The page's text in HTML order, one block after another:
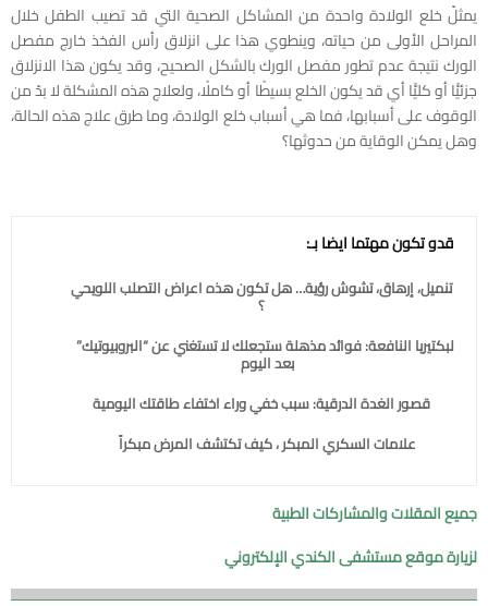
يمثلّ خلع الولادة واحدة من المشاكل الصحية التي قد تصيب الطفل خلال
المراحل الأولى من حياته، وينطوي هذا على انزلاق رأس الفخذ خارج مفصل
الورك نتيجة عدم تطور مفصل الورك بالشكل الصحيح، وقد يكون هذا الانزلاق
جزئيًّا أو كليًّا أي قد يكون الخلع بسيطًا أو كاملًا، ولعلاج هذه المشكلة لا بدّ من
الوقوف على أسبابها، فما هي أسباب خلع الولادة، وما طرق علاج هذه الحالة،
وهل يمكن الوقاية من حدوثها؟
قدو تكون مهتما ايضا بـ:
تنميل، إرهاق، تشوش رؤية… هل تكون هذه اعراض التصلب اللويحي
؟
البكتيريا النافعة: فوائد مذهلة ستجعلك لا تستغني عن “البروبيوتيك”
بعد اليوم
قصور الغدة الدرقية: سبب خفي وراء اختفاء طاقتك اليومية
علامات السكري المبكر ، كيف تكتشف المرض مبكراً
جميع المقلات والمشاركات الطبية
لزيارة موقع مستشفى الكندي الإلكتروني